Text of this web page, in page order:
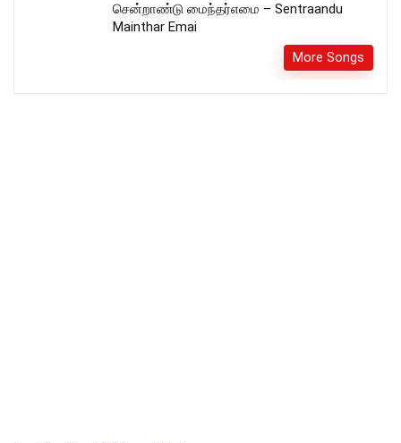
சென்றாண்டு மைந்தர்எமை – Sentraandu
Mainthar Emai
More Songs